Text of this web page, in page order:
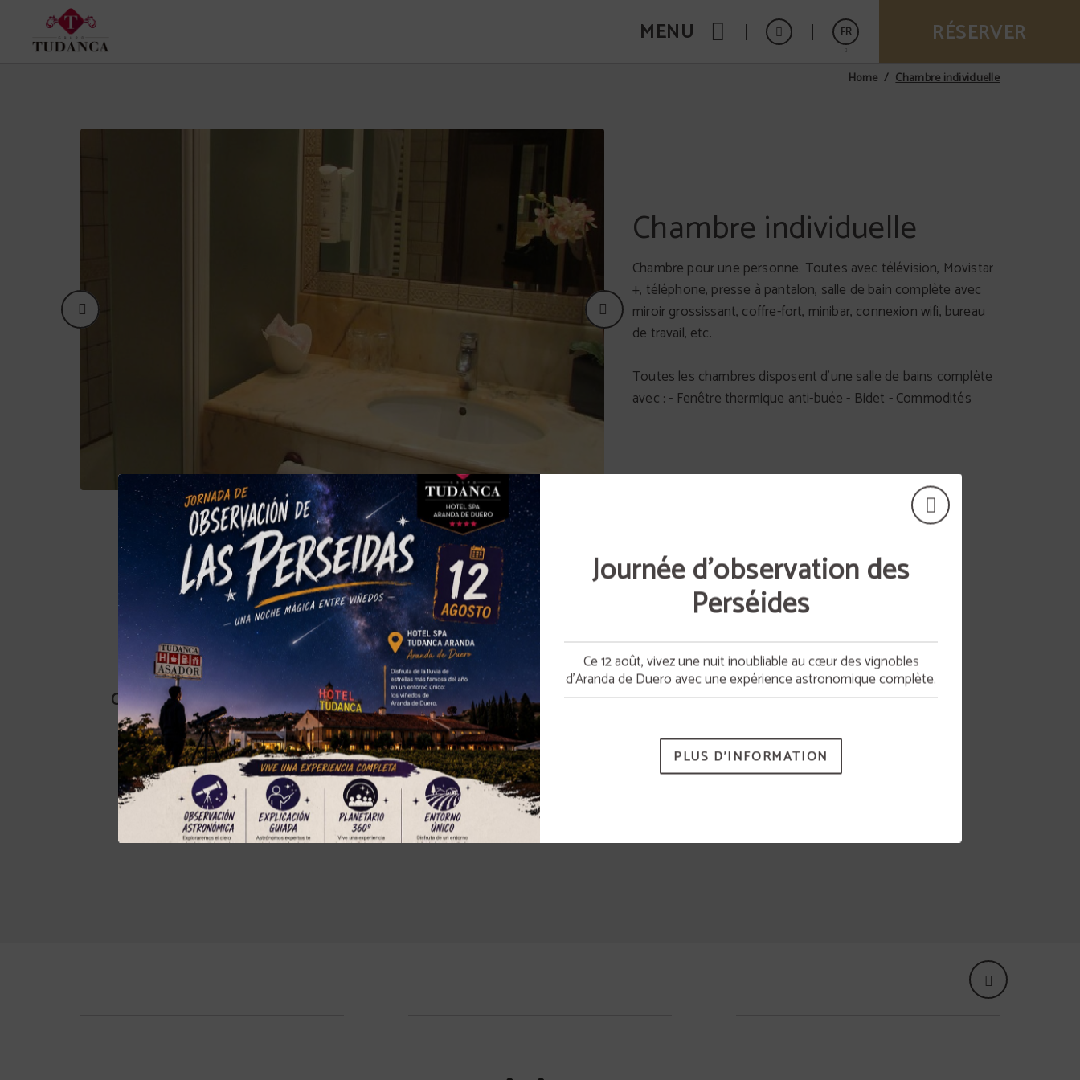
MENU FR RÉSERVER
Home Chambre individuelle
Chambre individuelle
Chambre pour une personne. Toutes avec télévision, Movistar
+, téléphone, presse à pantalon, salle de bain complète avec
miroir grossissant, coffre-fort, minibar, connexion wifi, bureau
de travail, etc.
Toutes les chambres disposent d'une salle de bains complète
avec : - Fenêtre thermique anti-buée - Bidet - Commodités
CHAMBRE INDIVIDUELLE
Connexion Wi-Fi Internet Climatisation Coffret de produits de toilette Coffre-fort
Minibar
Journée d’observation des
Perséides
Ce 12 août, vivez une nuit inoubliable au cœur des vignobles
d’Aranda de Duero avec une expérience astronomique complète.
PLUS D'INFORMATION